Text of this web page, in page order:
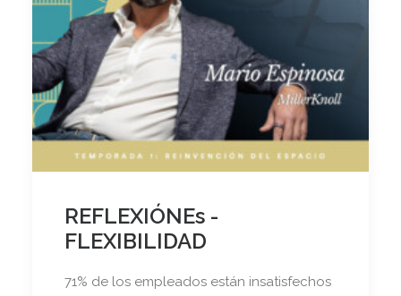
Search
REFLEXIÓNEs -
FLEXIBILIDAD
71% de los empleados están insatisfechos